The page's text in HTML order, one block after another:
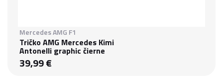
Mercedes AMG F1
Tričko AMG Mercedes Kimi
Antonelli graphic čierne
39,99 €